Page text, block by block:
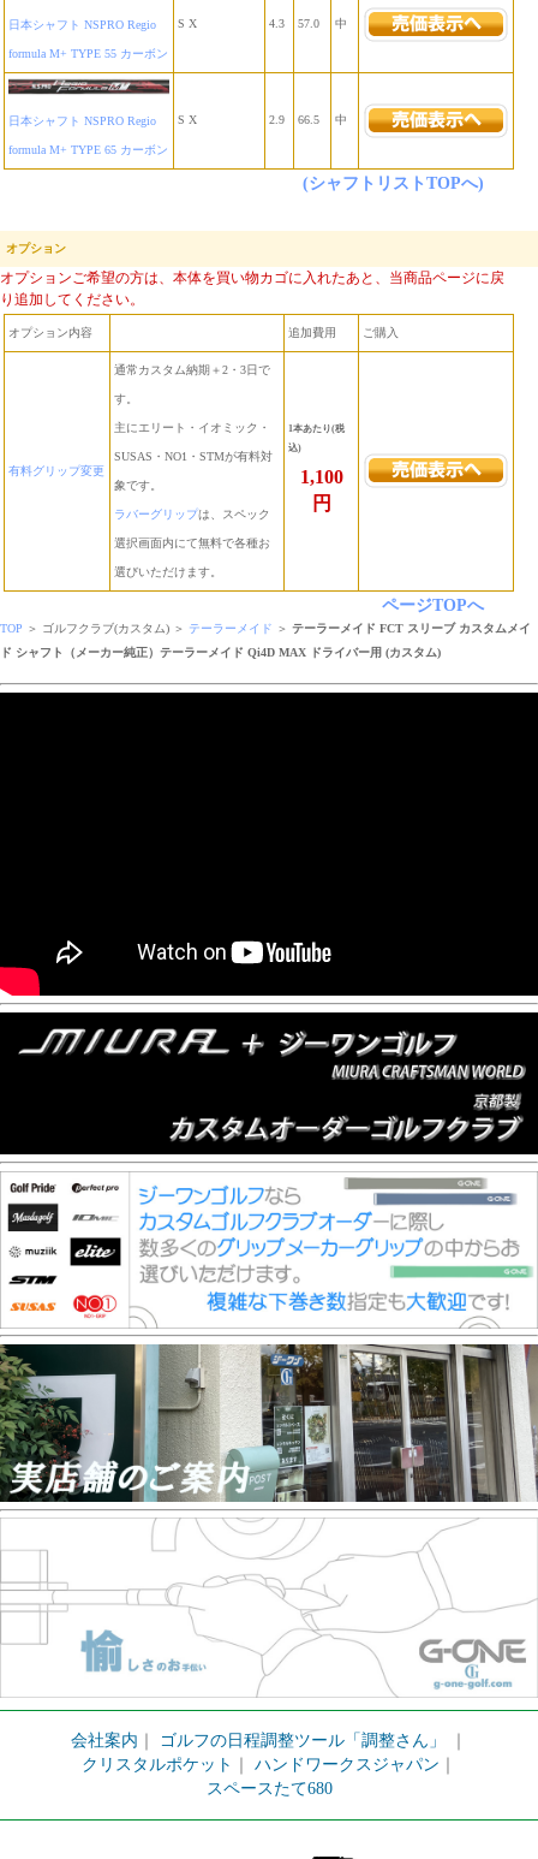
日本シャフト NSPRO Regio
formula M+ TYPE 55 カーボン
S X 4.3 57.0 中
日本シャフト NSPRO Regio
formula M+ TYPE 65 カーボン
S X 2.9 66.5 中
(シャフトリストTOPへ)
オプション
オプションご希望の方は、本体を買い物カゴに入れたあと、当商品ページに戻
り追加してください。
オプション内容 追加費用 ご購入
有料グリップ変更
通常カスタム納期＋2・3日で
す。
主にエリート・イオミック・
SUSAS・NO1・STMが有料対
象です。
ラバーグリップは、スペック
選択画面内にて無料で各種お
選びいただけます。
1本あたり(税
込)
1,100
円
ページTOPへ
TOP ＞ ゴルフクラブ(カスタム) ＞ テーラーメイド ＞ テーラーメイド FCT スリーブ カスタムメイ
ド シャフト（メーカー純正）テーラーメイド Qi4D MAX ドライバー用 (カスタム)
会社案内 ゴルフの日程調整ツール「調整さん」
クリスタルポケット
ハンドワークスジャパン
スペースたて680